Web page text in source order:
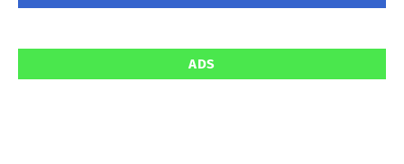
ADS